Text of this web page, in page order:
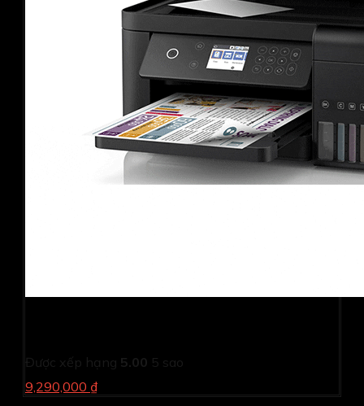
Được xếp hạng 5.00 5 sao
9,290,000 ₫